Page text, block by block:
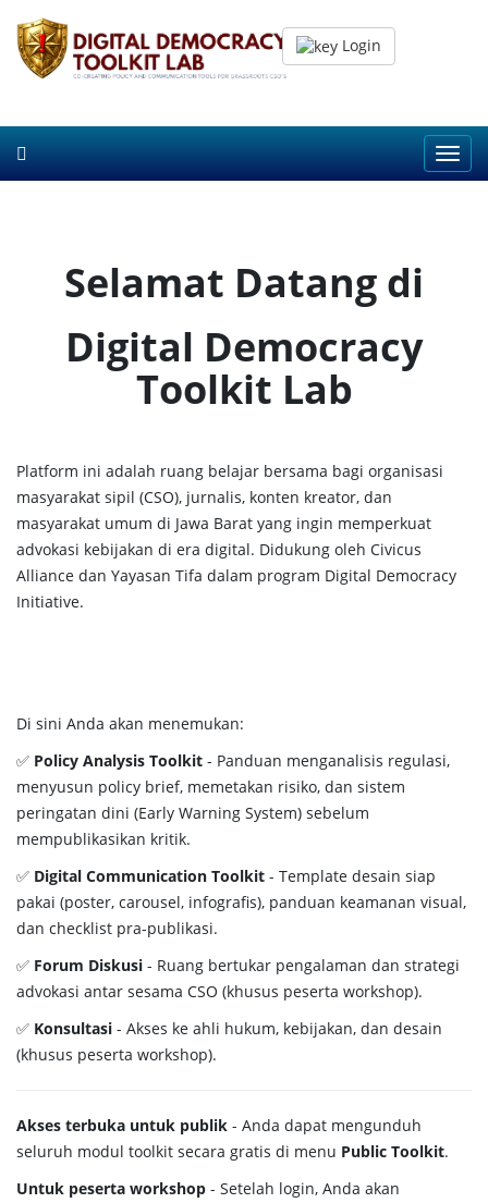
Login
Selamat Datang di
Digital Democracy
Toolkit Lab
Platform ini adalah ruang belajar bersama bagi organisasi
masyarakat sipil (CSO), jurnalis, konten kreator, dan
masyarakat umum di Jawa Barat yang ingin memperkuat
advokasi kebijakan di era digital. Didukung oleh Civicus
Alliance dan Yayasan Tifa dalam program Digital Democracy
Initiative.
Di sini Anda akan menemukan:
✅ Policy Analysis Toolkit - Panduan menganalisis regulasi,
menyusun policy brief, memetakan risiko, dan sistem
peringatan dini (Early Warning System) sebelum
mempublikasikan kritik.
✅ Digital Communication Toolkit - Template desain siap
pakai (poster, carousel, infografis), panduan keamanan visual,
dan checklist pra-publikasi.
✅ Forum Diskusi - Ruang bertukar pengalaman dan strategi
advokasi antar sesama CSO (khusus peserta workshop).
✅ Konsultasi - Akses ke ahli hukum, kebijakan, dan desain
(khusus peserta workshop).
Akses terbuka untuk publik - Anda dapat mengunduh
seluruh modul toolkit secara gratis di menu Public Toolkit.
Untuk peserta workshop - Setelah login, Anda akan